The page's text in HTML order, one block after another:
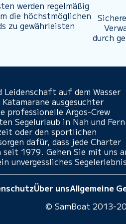
werden regelmäßig
die höchstmöglichen
zu gewährleisten
durch
Leidenschaft auf dem Wasser
ausgesuchter
professionelle Argos-Crew
Segelurlaub in Nah und
oder den sportlichen
dafür, dass jede Charter
1979. Gehen Sie mit uns
unvergessliches
Über unsAllgemeine
© SamBoat 2013-